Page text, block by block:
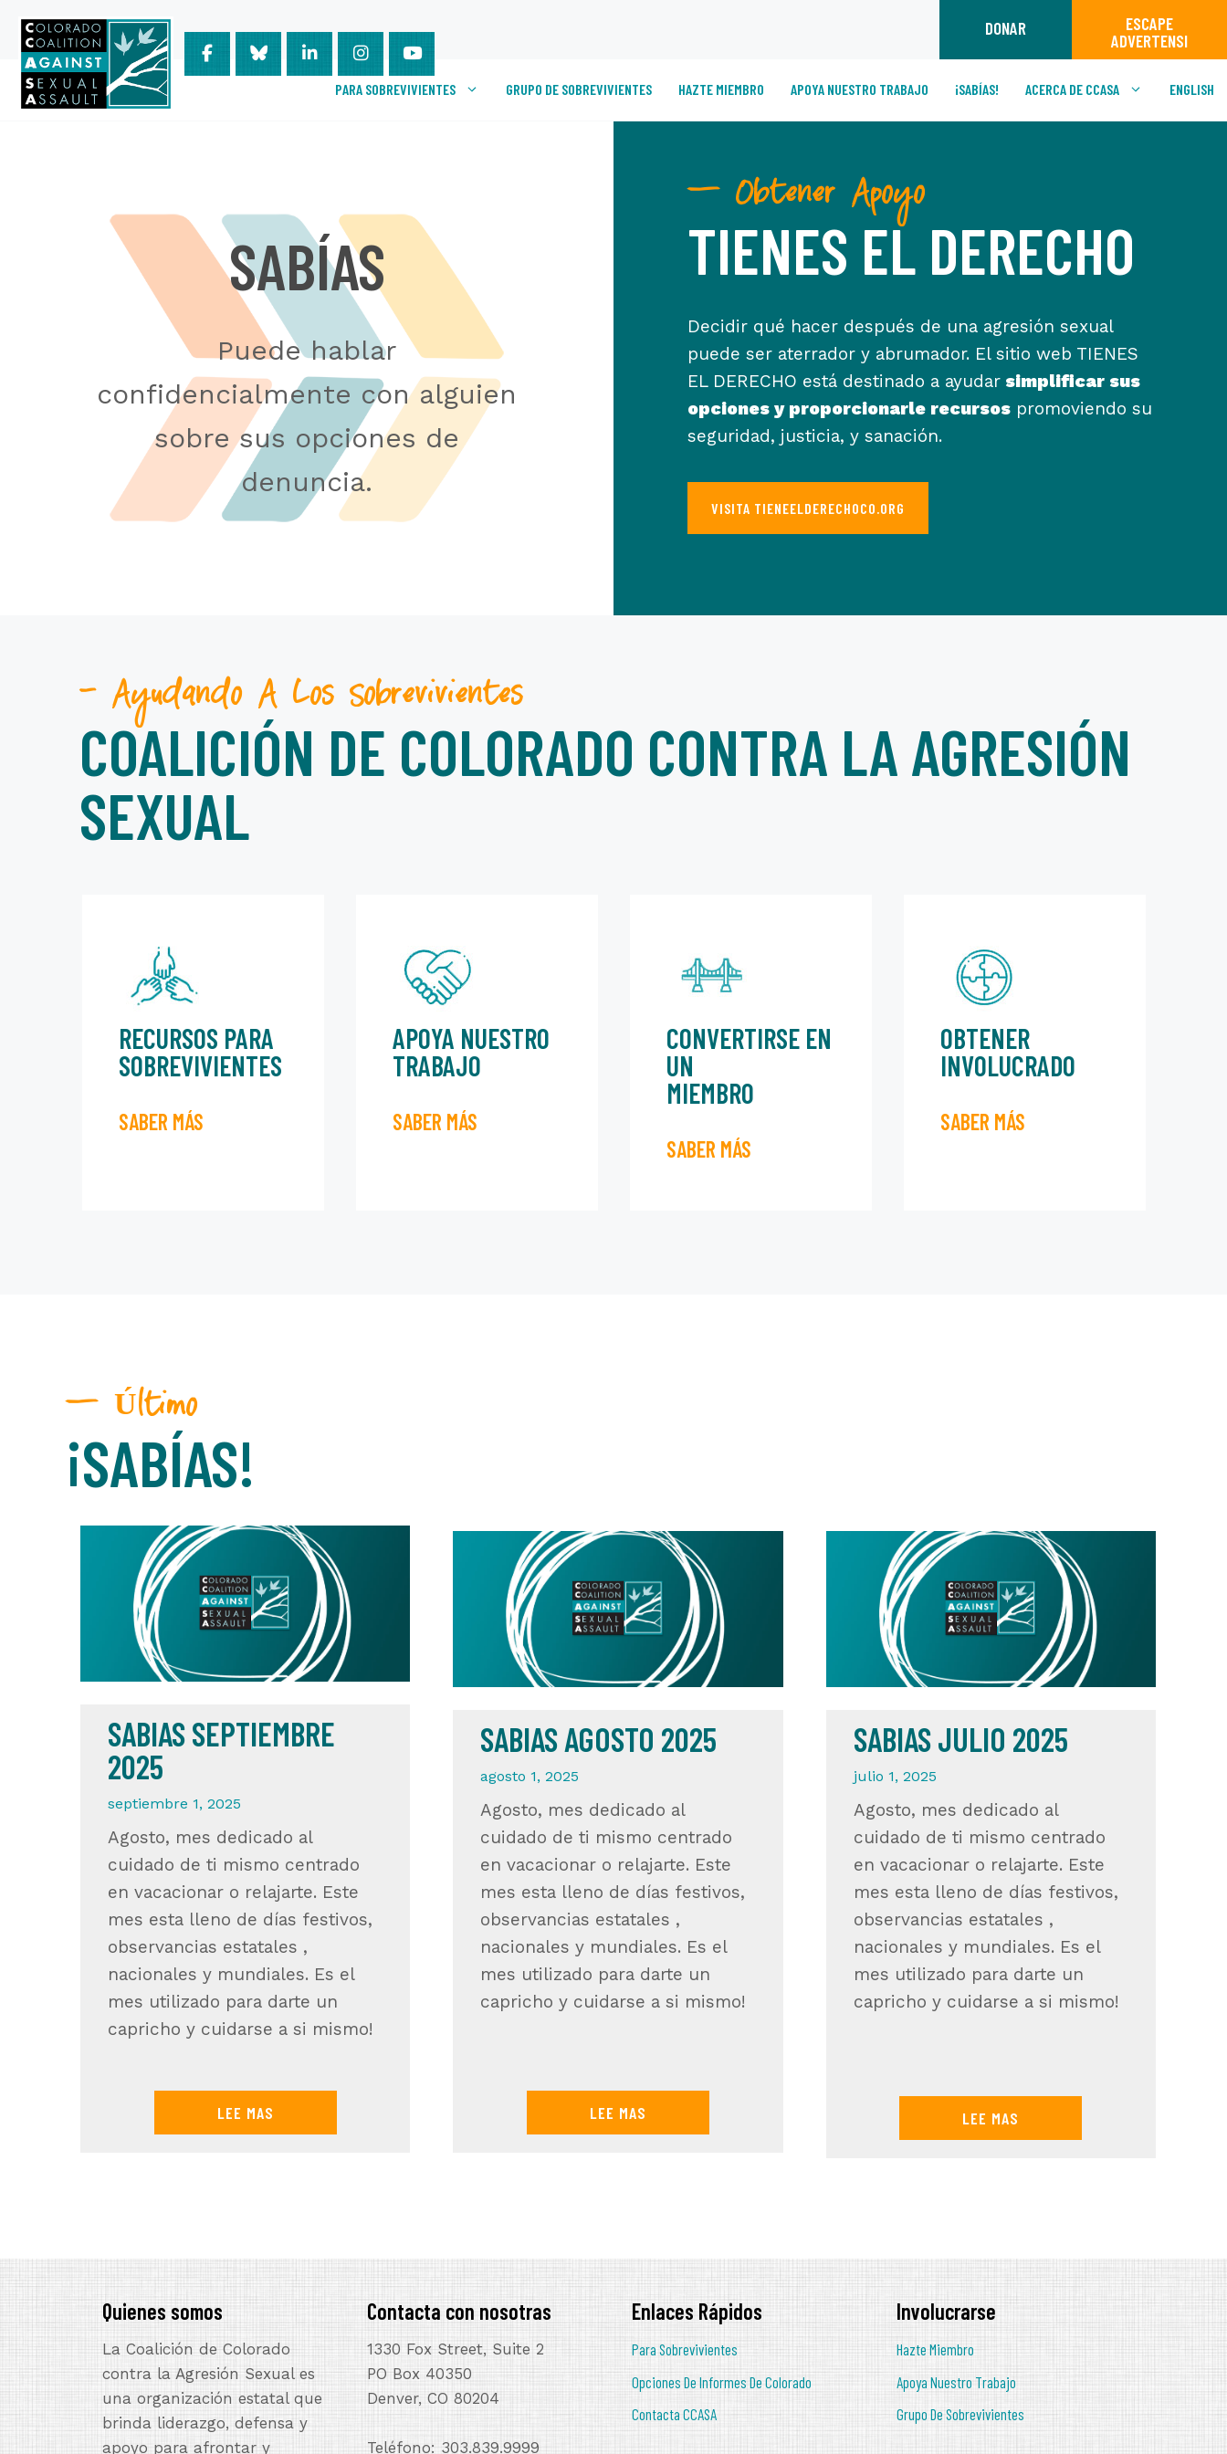
DONAR
ESCAPE
ADVERTENSI
PARA SOBREVIVIENTES GRUPO DE SOBREVIVIENTES HAZTE MIEMBRO APOYA NUESTRO TRABAJO ¡SABÍAS! ACERCA DE CCASA ENGLISH
SABÍAS
Puede hablar
confidencialmente con alguien
sobre sus opciones de
denuncia.
— Obtener Apoyo
TIENES EL DERECHO
Decidir qué hacer después de una agresión sexual
puede ser aterrador y abrumador. El sitio web TIENES
EL DERECHO está destinado a ayudarsimplificar sus
opciones y proporcionarle recursospromoviendo su
seguridad, justicia, y sanación.
VISITA TIENEELDERECHOCO.ORG
– Ayudando A Los Sobrevivientes
COALICIÓN DE COLORADO CONTRA LA AGRESIÓN
SEXUAL
RECURSOS PARA
SOBREVIVIENTES
SABER MÁS
APOYA NUESTRO
TRABAJO
SABER MÁS
CONVERTIRSE EN
UN
MIEMBRO
SABER MÁS
OBTENER
INVOLUCRADO
SABER MÁS
— Último
¡SABÍAS!
SABIAS SEPTIEMBRE
2025
septiembre 1, 2025
Agosto, mes dedicado al
cuidado de ti mismo centrado
en vacacionar o relajarte. Este
mes esta lleno de días festivos,
observancias estatales ,
nacionales y mundiales. Es el
mes utilizado para darte un
capricho y cuidarse a si mismo!
LEE MAS
SABIAS AGOSTO 2025
agosto 1, 2025
Agosto, mes dedicado al
cuidado de ti mismo centrado
en vacacionar o relajarte. Este
mes esta lleno de días festivos,
observancias estatales ,
nacionales y mundiales. Es el
mes utilizado para darte un
capricho y cuidarse a si mismo!
LEE MAS
SABIAS JULIO 2025
julio 1, 2025
Agosto, mes dedicado al
cuidado de ti mismo centrado
en vacacionar o relajarte. Este
mes esta lleno de días festivos,
observancias estatales ,
nacionales y mundiales. Es el
mes utilizado para darte un
capricho y cuidarse a si mismo!
LEE MAS
Quienes somos
La Coalición de Colorado
contra la Agresión Sexual es
una organización estatal que
brinda liderazgo, defensa y
apoyo para afrontar y
Contacta con nosotras
1330 Fox Street, Suite 2
PO Box 40350
Denver, CO 80204
Teléfono: 303.839.9999
Enlaces Rápidos
Para Sobrevivientes
Opciones De Informes De Colorado
Contacta CCASA
Involucrarse
Hazte Miembro
Apoya Nuestro Trabajo
Grupo De Sobrevivientes